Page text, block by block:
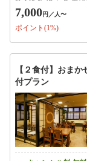
7,000円 ／人〜
ポイント(1%)
【２食付】おま
付プラン